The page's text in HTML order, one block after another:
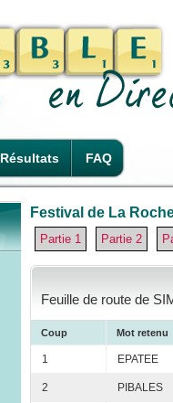
Résultats FAQ
Festival de La
Partie 1 Partie 2
Feuille de route de
Coup Mot retenu
1 EPATEE
2 PIBALES